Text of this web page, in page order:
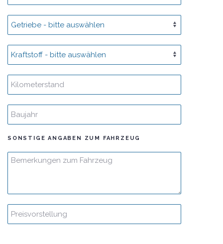
SONSTIGE ANGABEN ZUM FAHRZEUG